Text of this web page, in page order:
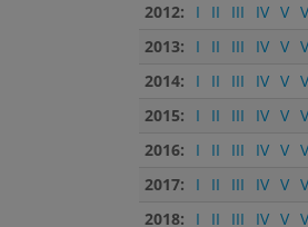
2012:
I II III IV V
2013:
I II III IV V
2014:
I II III IV V
2015:
I II III IV V
2016:
I II III IV V
2017:
I II III IV V
2018:
I II III IV V